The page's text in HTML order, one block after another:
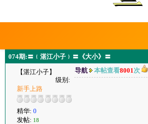
074期:〓﹛湛江小子﹜〓《大小》〓
【湛江小子】
级别:
新手上路
精华: 0
发帖: 18
导航 本帖查看8001次